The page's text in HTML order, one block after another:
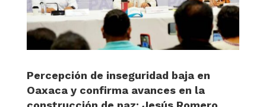
Percepción de inseguridad baja en
Oaxaca y confirma avances en la